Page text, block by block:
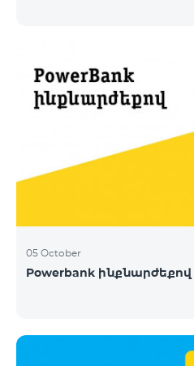
05 October
Powerbank ինքնարժեքով